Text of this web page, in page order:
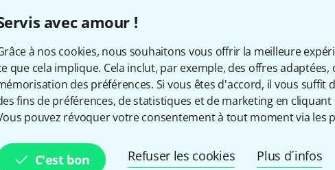
avec amour !
à nos cookies, nous souhaitons vous offrir la meilleure
que cela implique. Cela inclut, par exemple, des offres
des préférences. Si vous êtes d'accord, il vous suffit
fins de préférences, de statistiques et de marketing en
pouvez révoquer votre consentement à tout moment via les
C'est bon Refuser les cookies Plus d´infos
1Évaluations des clients